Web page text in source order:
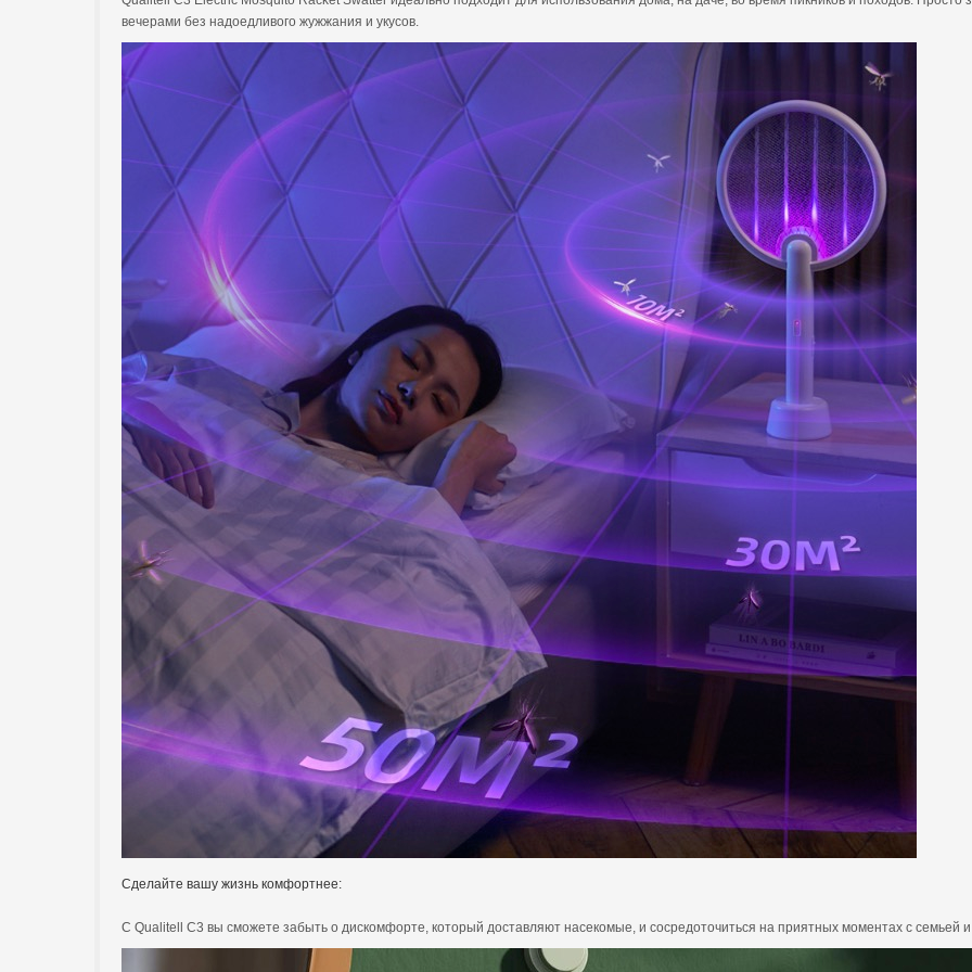
вечерами без надоедливого жужжания и укусов.
Сделайте вашу жизнь комфортнее:
С Qualitell C3 вы сможете забыть о дискомфорте, который доставляют насекомые, и сосредоточиться на приятных моментах с семьей и